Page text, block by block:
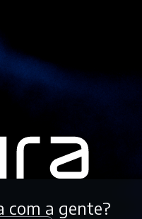
com a gente?